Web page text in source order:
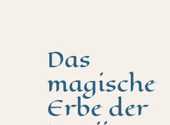
Das
magische
Erbe der